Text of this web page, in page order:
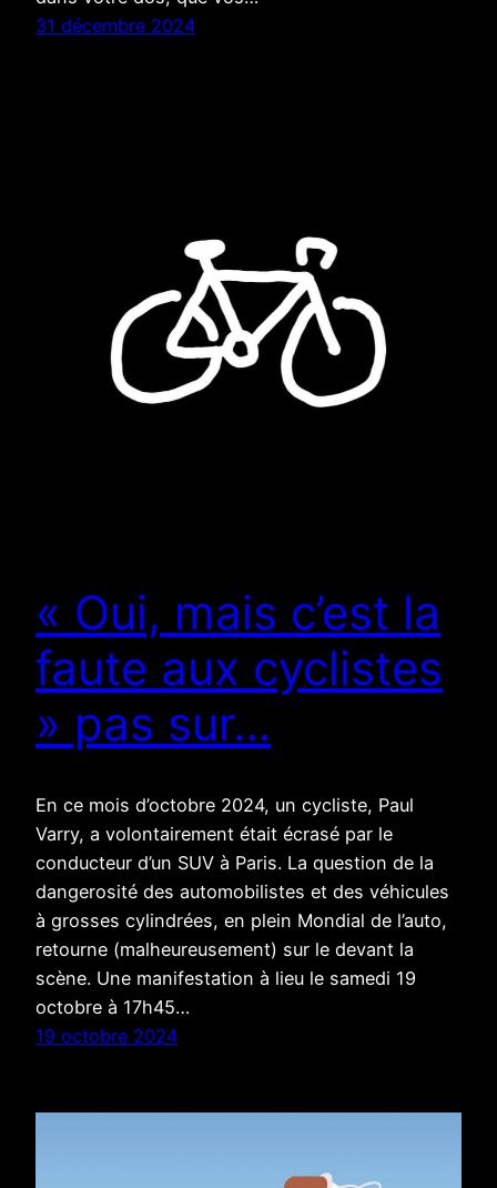
31 décembre 2024
« Oui, mais c’est la
faute aux cyclistes
» pas sur…
En ce mois d’octobre 2024, un cycliste, Paul
Varry, a volontairement était écrasé par le
conducteur d’un SUV à Paris. La question de la
dangerosité des automobilistes et des véhicules
à grosses cylindrées, en plein Mondial de l’auto,
retourne (malheureusement) sur le devant la
scène. Une manifestation à lieu le samedi 19
octobre à 17h45…
19 octobre 2024